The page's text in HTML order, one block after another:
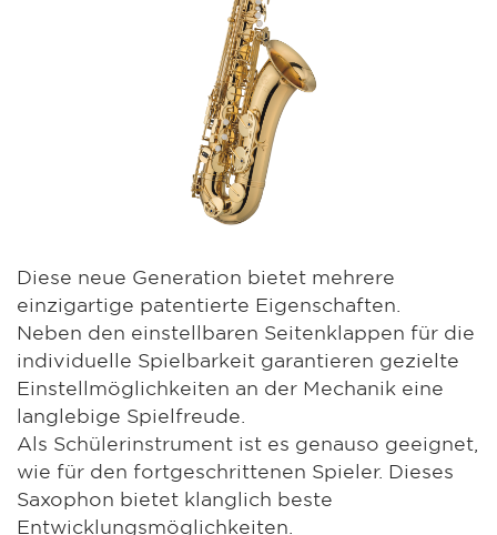
Diese neue Generation bietet mehrere
einzigartige patentierte Eigenschaften.
Neben den einstellbaren Seitenklappen für die
individuelle Spielbarkeit garantieren gezielte
Einstellmöglichkeiten an der Mechanik eine
langlebige Spielfreude.
Als Schülerinstrument ist es genauso geeignet,
wie für den fortgeschrittenen Spieler. Dieses
Saxophon bietet klanglich beste
Entwicklungsmöglichkeiten.